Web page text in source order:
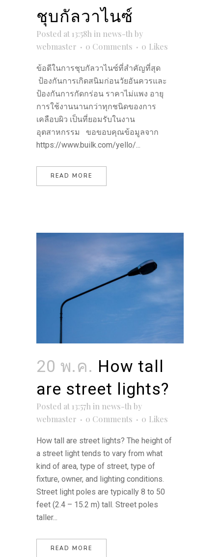
ชุบกัลวาไนซ์
Posted at 13:58h in news-th by
webmaster
0 Comments 0 Likes
ข้อดีในการชุบกัลวาไนซ์ที่สำคัญที่สุด
ป้องกันการเกิดสนิมก่อนวัยอันควรและ
ป้องกันการกัดกร่อน ราคาไม่แพง อายุ
การใช้งานนานกว่าทุกชนิดของการ
เคลือบผิว เป็นที่ยอมรับในงาน
อุตสาหกรรม ขอขอบคุณข้อมูลจาก
https://www.builk.com/yello/...
READ MORE
20 พ.ค. How tall
are street lights?
Posted at 13:57h in news-th by
webmaster
0 Comments 0 Likes
How tall are street lights? The height of
a street light tends to vary from what
kind of area, type of street, type of
fixture, owner, and lighting conditions.
Street light poles are typically 8 to 50
feet (2.4 – 15.2 m) tall. Street poles
taller...
READ MORE